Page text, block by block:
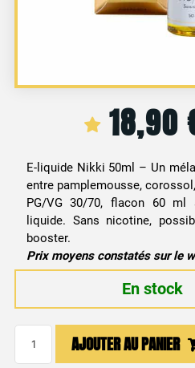
18,90
E-liquide Nikki 50ml – Un
entre pamplemousse,
PG/VG 30/70, flacon 60 ml
liquide. Sans nicotine,
booster.
Prix moyens constatés sur le
En stock
AJOUTER AU PANIER